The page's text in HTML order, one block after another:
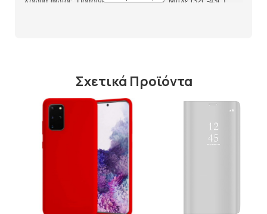
Σχετικά Προϊόντα